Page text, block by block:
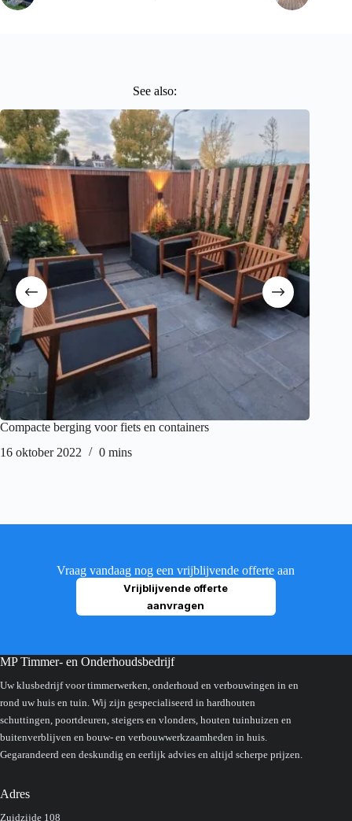
See also:
Compacte berging voor fiets en containers
16 oktober 2022
0 mins
Vraag vandaag nog een vrijblijvende offerte aan
Vrijblijvende offerte
aanvragen
MP Timmer- en Onderhoudsbedrijf
Uw klusbedrijf voor timmerwerken, onderhoud en verbouwingen in en
rond uw huis en tuin. Wij zijn gespecialiseerd in hardhouten
schuttingen, poortdeuren, steigers en vlonders, houten tuinhuizen en
buitenverblijven en bouw- en verbouwwerkzaamheden in huis.
Gegarandeerd een deskundig en eerlijk advies en altijd scherpe prijzen.
Adres
Zuidzijde 108